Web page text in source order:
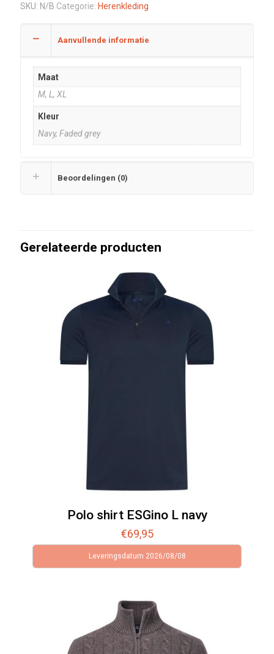
SKU: N/B Categorie: Herenkleding
Aanvullende informatie
Maat
M, L, XL
Kleur
Navy, Faded grey
Beoordelingen (0)
Gerelateerde producten
Polo shirt ESGino L navy
€69,95
Leveringsdatum 2026/08/08